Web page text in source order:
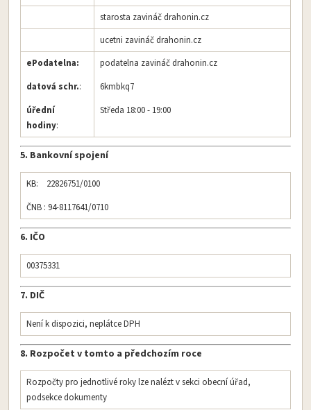
starosta zavináčdrahonin.cz
ucetni zavináč drahonin.cz
ePodatelna:
datová schr.:
úřední
hodiny:
podatelna zavináčdrahonin.cz
6kmbkq7
Středa 18:00 - 19:00
5. Bankovní spojení
KB: 22826751/0100
ČNB : 94-8117641/0710
6. IČO
00375331
7. DIČ
Není k dispozici, neplátce DPH
8. Rozpočet v tomto a předchozím roce
Rozpočty pro jednotlivé roky lze nalézt v sekci obecní úřad,
podsekce dokumenty